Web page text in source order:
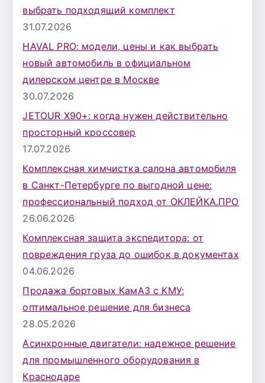
выбрать подходящий комплект
31.07.2026
HAVAL PRO: модели, цены и как выбрать
новый автомобиль в официальном
дилерском центре в Москве
30.07.2026
JETOUR X90+: когда нужен действительно
просторный кроссовер
17.07.2026
Комплексная химчистка салона автомобиля
в Санкт-Петербурге по выгодной цене:
профессиональный подход от ОКЛЕЙКА.ПРО
26.06.2026
Комплексная защита экспедитора: от
повреждения груза до ошибок в документах
04.06.2026
Продажа бортовых КамАЗ с КМУ:
оптимальное решение для бизнеса
28.05.2026
Асинхронные двигатели: надежное решение
для промышленного оборудования в
Краснодаре